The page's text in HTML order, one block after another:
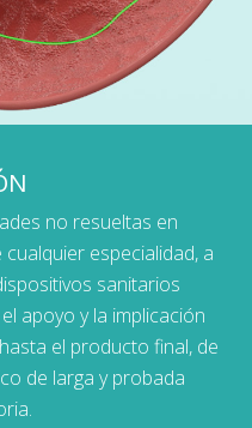
no resueltas en
especialidad, a
sanitarios
apoyo y la implicación
el producto final, de
de larga y probada